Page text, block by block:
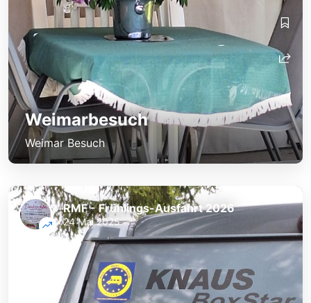
Weimarbesuch
Weimar Besuch
RMF - Frühlings-Ausfahrt 2026
24 Mai 2025